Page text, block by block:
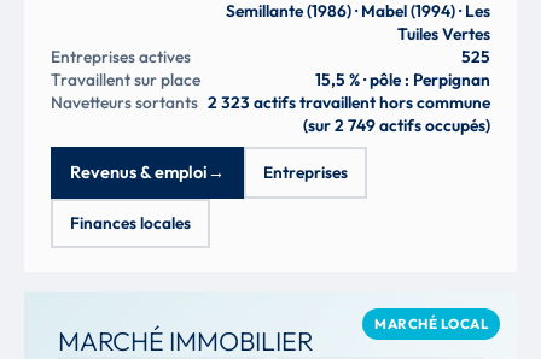
Semillante (1986) · Mabel (1994) · Les
Tuiles Vertes
Entreprises actives
525
Travaillent sur place
15,5 % · pôle : Perpignan
Navetteurs sortants 2 323 actifs travaillent hors commune
(sur 2 749 actifs occupés)
Revenus & emploi→ Entreprises
Finances locales
MARCHÉ LOCAL
MARCHÉ IMMOBILIER